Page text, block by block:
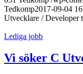
Tedkomp2017-09-04
Utvecklare / Developer
Lediga jobb
Vi söker C